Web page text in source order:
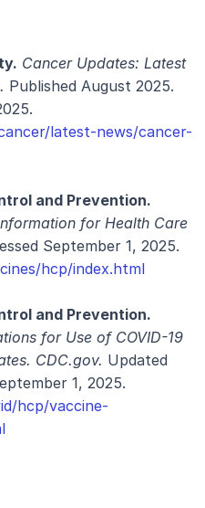
Cancer Updates: Latest
Published August 2025.
latest-news/cancer-
and Prevention.
for Health Care
hcp/index.html
and Prevention.
for Use of COVID-19
CDC.gov. Updated
hcp/vaccine-